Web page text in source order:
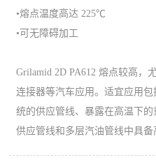
•熔点温度高达 225℃
•可无障碍加工
Grilamid 2D PA612 熔点较高，
连接器等汽车应用。适宜应用
统的供应管线、暴露在高温下
供应管线和多层汽油管线中具备